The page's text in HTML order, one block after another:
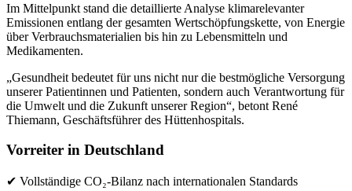
Im Mittelpunkt stand die detaillierte Analyse klimarelevanter
Emissionen entlang der gesamten Wertschöpfungskette, von Energie
über Verbrauchsmaterialien bis hin zu Lebensmitteln und
Medikamenten.
„Gesundheit bedeutet für uns nicht nur die bestmögliche Versorgung
unserer Patientinnen und Patienten, sondern auch Verantwortung für
die Umwelt und die Zukunft unserer Region“, betont René
Thiemann, Geschäftsführer des Hüttenhospitals.
Vorreiter in Deutschland
✔ Vollständige CO₂-Bilanz nach internationalen Standards